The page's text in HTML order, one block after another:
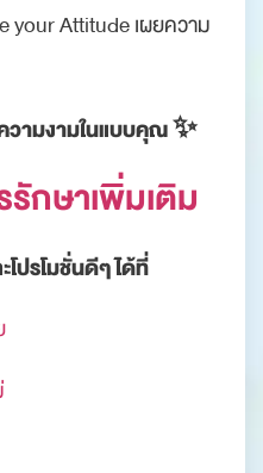
your Attitude เผยความ
วามงามในแบบคุณ ✨
กษาเพิ่มเติม
ปรโมชั่นดีๆ ได้ที่